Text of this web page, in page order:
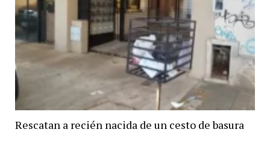
Rescatan a recién nacida de un cesto de basura